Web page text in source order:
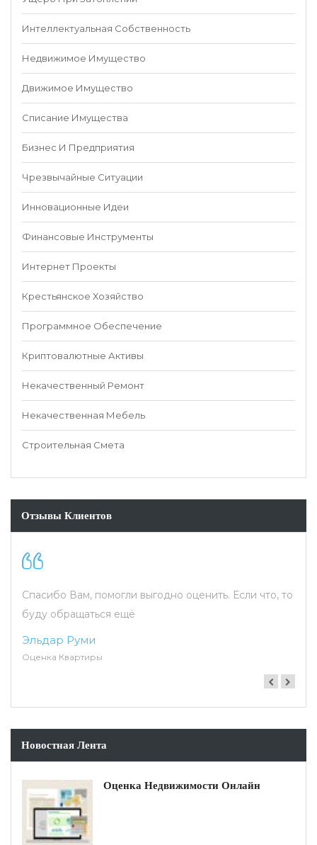
Интеллектуальная Собственность
Недвижимое Имущество
Движимое Имущество
Списание Имущества
Бизнес И Предприятия
Чрезвычайные Ситуации
Инновационные Идеи
Финансовые Инструменты
Интернет Проекты
Крестьянское Хозяйство
Программное Обеспечение
Криптовалютные Активы
Некачественный Ремонт
Некачественная Мебель
Строительная Смета
Отзывы Клиентов
оценить. Если что, то Надежные ребята! Желаю вашей
Новостная Лента
Недвижимости Онлайн Некачественно